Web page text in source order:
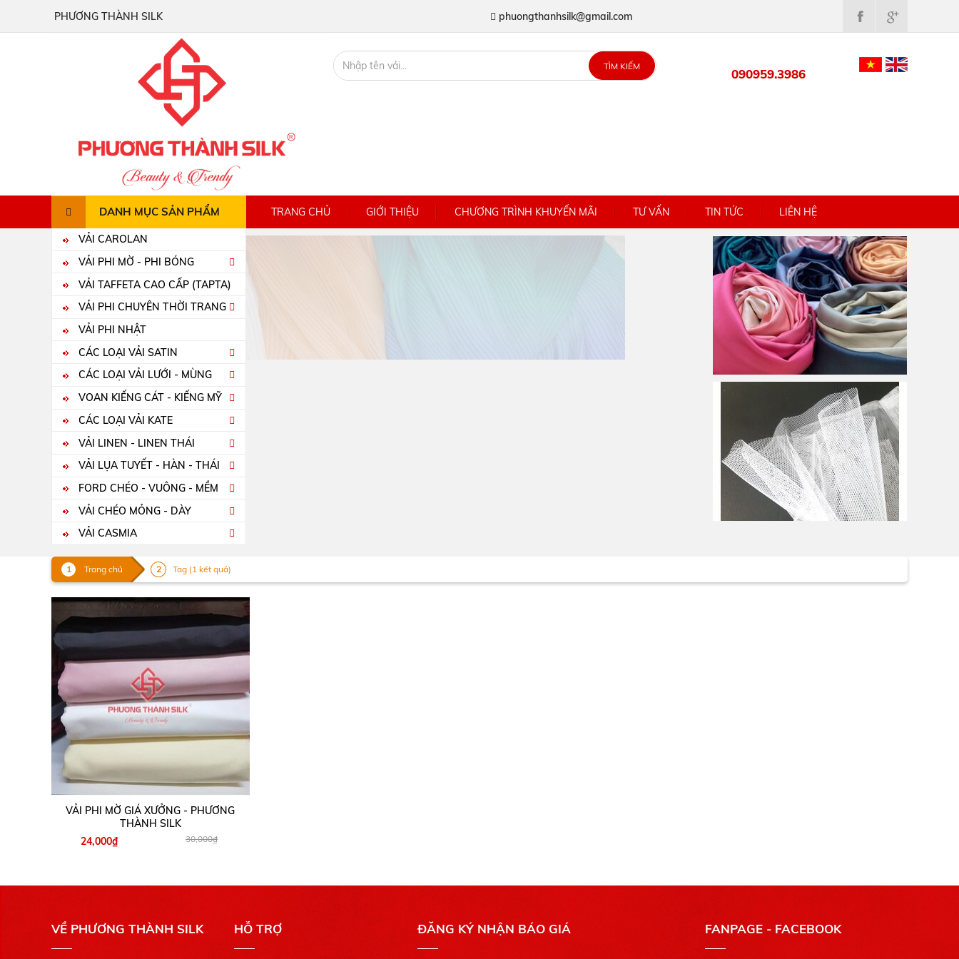
PHƯƠNG THÀNH SILK phuongthanhsilk@gmail.com
TÌM KIẾM
090959.3986
DANH MỤC SẢN PHẨM
VẢI CAROLAN
VẢI PHI MỜ - PHI BÓNG
VẢI TAFFETA CAO CẤP (TAPTA)
VẢI PHI CHUYÊN THỜI TRANG
VẢI PHI NHẬT
CÁC LOẠI VẢI SATIN
CÁC LOẠI VẢI LƯỚI - MÙNG
VOAN KIẾNG CÁT - KIẾNG MỸ
CÁC LOẠI VẢI KATE
VẢI LINEN - LINEN THÁI
VẢI LỤA TUYẾT - HÀN - THÁI
FORD CHÉO - VUÔNG - MỀM
VẢI CHÉO MỎNG - DÀY
VẢI CASMIA
TRANG CHỦ GIỚI THIỆU CHƯƠNG TRÌNH KHUYẾN MÃI TƯ VẤN TIN TỨC LIÊN HỆ
Trang chủ Tag (1 kết quả)
VẢI PHI MỜ GIÁ XƯỞNG - PHƯƠNG
THÀNH SILK
24,000₫
30,000₫
VỀ PHƯƠNG THÀNH SILK HỖ TRỢ ĐĂNG KÝ NHẬN BÁO GIÁ FANPAGE - FACEBOOK